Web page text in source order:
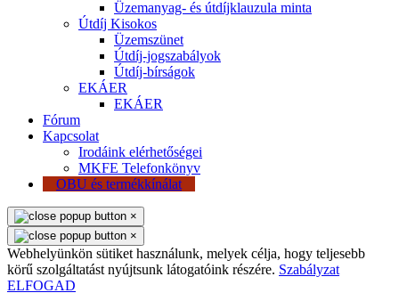
Üzemanyag- és útdíjklauzula minta
Útdíj Kisokos
Üzemszünet
Útdíj-jogszabályok
Útdíj-bírságok
EKÁER
EKÁER
Fórum
Kapcsolat
Irodáink elérhetőségei
MKFE Telefonkönyv
OBU és termékkínálat
×
×
Webhelyünkön sütiket használunk, melyek célja, hogy teljesebb
körű szolgáltatást nyújtsunk látogatóink részére. Szabályzat
ELFOGAD